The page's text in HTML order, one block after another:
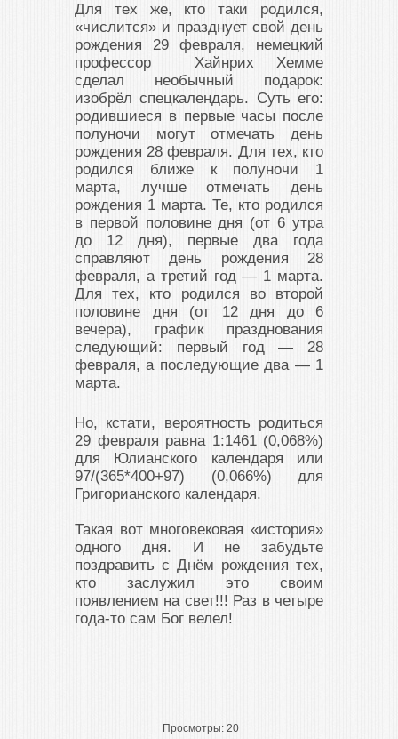
Для тех же, кто таки родился,
«числится» и празднует свой день
рождения 29 февраля, немецкий
профессор Хайнрих Хемме
сделал необычный подарок:
изобрёл спецкалендарь. Суть его:
родившиеся в первые часы после
полуночи могут отмечать день
рождения 28 февраля. Для тех, кто
родился ближе к полуночи 1
марта, лучше отмечать день
рождения 1 марта. Те, кто родился
в первой половине дня (от 6 утра
до 12 дня), первые два года
справляют день рождения 28
февраля, а третий год — 1 марта.
Для тех, кто родился во второй
половине дня (от 12 дня до 6
вечера), график празднования
следующий: первый год — 28
февраля, а последующие два — 1
марта.
Но, кстати, вероятность родиться
29 февраля равна 1:1461 (0,068%)
для Юлианского календаря или
97/(365*400+97) (0,066%) для
Григорианского календаря.
Такая вот многовековая «история»
одного дня. И не забудьте
поздравить с Днём рождения тех,
кто заслужил это своим
появлением на свет!!! Раз в четыре
года-то сам Бог велел!
Просмотры: 20